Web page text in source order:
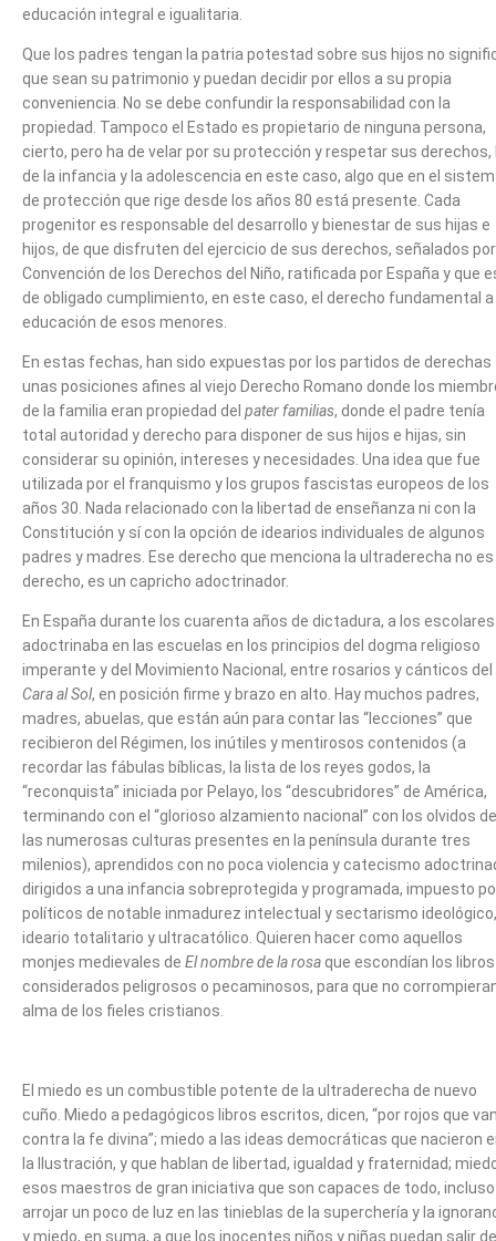
educación integral e igualitaria.
Que los padres tengan la patria potestad sobre sus hijos no
que sean su patrimonio y puedan decidir por ellos a su propia
conveniencia. No se debe confundir la responsabilidad con la
propiedad. Tampoco el Estado es propietario de ninguna persona,
cierto, pero ha de velar por su protección y respetar sus derechos,
de la infancia y la adolescencia en este caso, algo que en el
de protección que rige desde los años 80 está presente. Cada
progenitor es responsable del desarrollo y bienestar de sus hijas e
hijos, de que disfruten del ejercicio de sus derechos, señalados
Convención de los Derechos del Niño, ratificada por España y que
de obligado cumplimiento, en este caso, el derecho fundamental a
educación de esos menores.
En estas fechas, han sido expuestas por los partidos de derechas
unas posiciones afines al viejo Derecho Romano donde los
de la familia eran propiedad del pater familias, donde el padre tenía
total autoridad y derecho para disponer de sus hijos e hijas, sin
considerar su opinión, intereses y necesidades. Una idea que fue
utilizada por el franquismo y los grupos fascistas europeos de los
años 30. Nada relacionado con la libertad de enseñanza ni con la
Constitución y sí con la opción de idearios individuales de algunos
padres y madres. Ese derecho que menciona la ultraderecha no es
derecho, es un capricho adoctrinador.
En España durante los cuarenta años de dictadura, a los
adoctrinaba en las escuelas en los principios del dogma religioso
imperante y del Movimiento Nacional, entre rosarios y cánticos del
Cara al Sol, en posición firme y brazo en alto. Hay muchos padres,
madres, abuelas, que están aún para contar las “lecciones” que
recibieron del Régimen, los inútiles y mentirosos contenidos (a
recordar las fábulas bíblicas, la lista de los reyes godos, la
“reconquista” iniciada por Pelayo, los “descubridores” de América,
terminando con el “glorioso alzamiento nacional” con los olvidos de
las numerosas culturas presentes en la península durante tres
milenios), aprendidos con no poca violencia y catecismo
dirigidos a una infancia sobreprotegida y programada, impuesto
políticos de notable inmadurez intelectual y sectarismo
ideario totalitario y ultracatólico. Quieren hacer como aquellos
monjes medievales de El nombre de la rosa que escondían los libros
considerados peligrosos o pecaminosos, para que no
alma de los fieles cristianos.
El miedo es un combustible potente de la ultraderecha de nuevo
cuño. Miedo a pedagógicos libros escritos, dicen, “por rojos que
contra la fe divina”; miedo a las ideas democráticas que nacieron
la Ilustración, y que hablan de libertad, igualdad y fraternidad;
esos maestros de gran iniciativa que son capaces de todo,
arrojar un poco de luz en las tinieblas de la superchería y la
y miedo, en suma, a que los inocentes niños y niñas puedan salir de